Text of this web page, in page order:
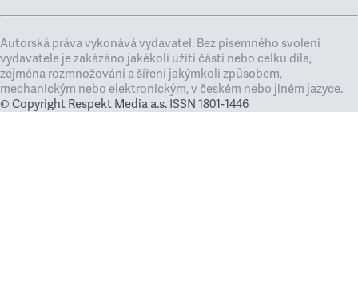
Autorská práva vykonává vydavatel. Bez písemného svolení
vydavatele je zakázáno jakékoli užití částí nebo celku díla,
zejména rozmnožování a šíření jakýmkoli způsobem,
mechanickým nebo elektronickým, v českém nebo jiném jazyce.
© Copyright Respekt Media a.s. ISSN 1801-1446